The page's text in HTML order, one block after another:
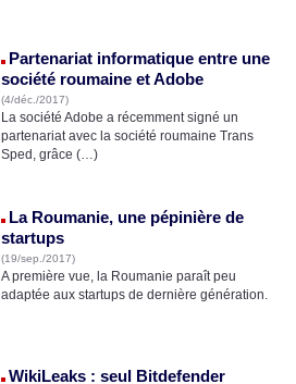
Partenariat informatique entre une
société roumaine et Adobe
(4/déc./2017)
La société Adobe a récemment signé un
partenariat avec la société roumaine Trans
Sped, grâce (…)
La Roumanie, une pépinière de
startups
(19/sep./2017)
A première vue, la Roumanie paraît peu
adaptée aux startups de dernière génération.
WikiLeaks : seul Bitdefender